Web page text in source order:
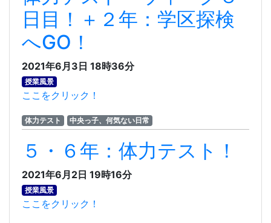
日目！＋２年：学区探検
へGO！
2021年6月3日 18時36分
授業風景
ここをクリック！
体力テスト 中央っ子、何気ない日常
５・６年：体力テスト！
2021年6月2日 19時16分
授業風景
ここをクリック！